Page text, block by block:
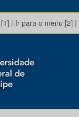
| Ir para o menu [2] |